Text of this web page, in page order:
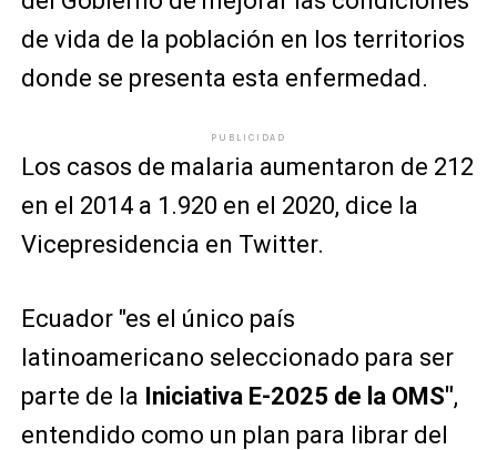
de vida de la población en los territorios
donde se presenta esta enfermedad.
PUBLICIDAD
Los casos de malaria aumentaron de 212
en el 2014 a 1.920 en el 2020, dice la
Vicepresidencia en Twitter.
Ecuador "es el único país
latinoamericano seleccionado para ser
parte de la Iniciativa E-2025 de la OMS",
entendido como un plan para librar del